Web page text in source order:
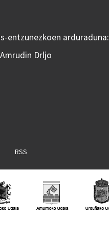
entzunezkoen
Drljo
RSS